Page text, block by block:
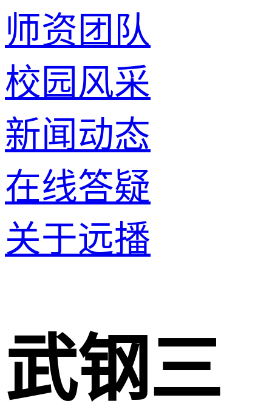
师资团队
校园风采
新闻动态
在线答疑
关于远播
武钢三